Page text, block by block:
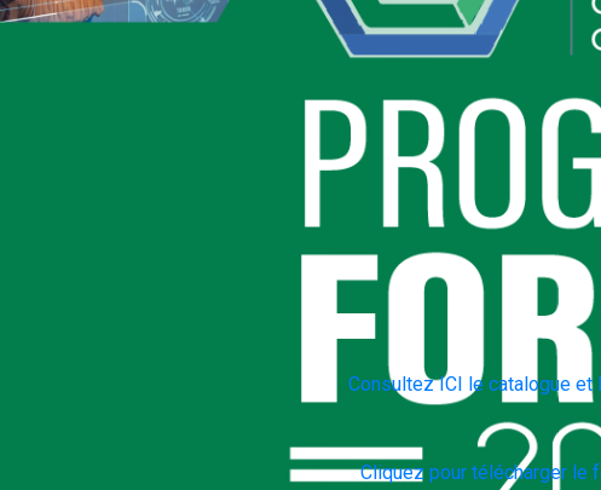
Cliquez pour télécharger le
Consultez ICI le catalogue et